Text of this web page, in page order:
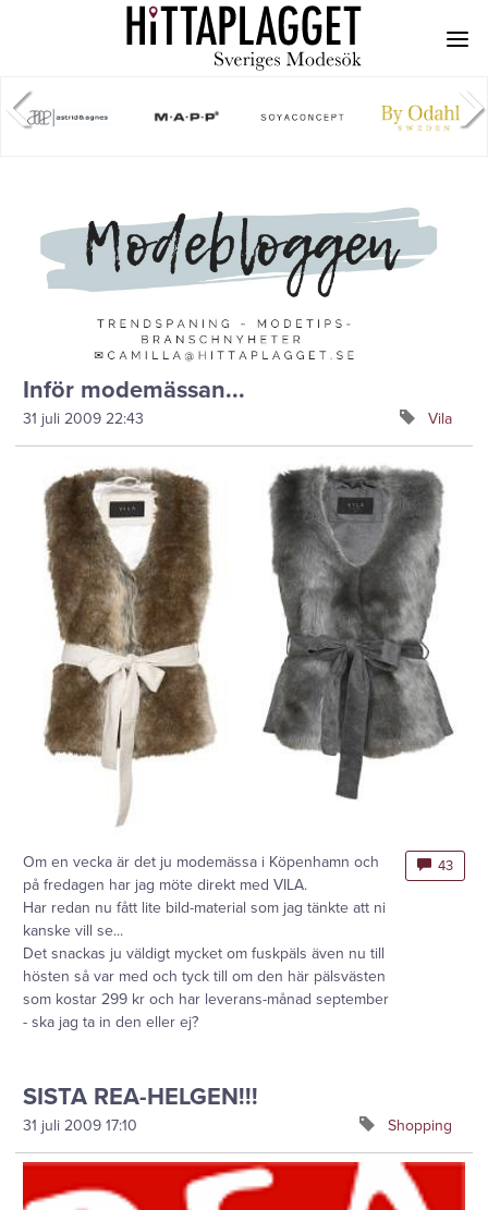
Inför modemässan...
31 juli 2009 22:43 Vila
Om en vecka är det ju modemässa i Köpenhamn och
på fredagen har jag möte direkt med VILA.
Har redan nu fått lite bild-material som jag tänkte att ni
kanske vill se...
Det snackas ju väldigt mycket om fuskpäls även nu till
hösten så var med och tyck till om den här pälsvästen
som kostar 299 kr och har leverans-månad september
- ska jag ta in den eller ej?
43
SISTA REA-HELGEN!!!
31 juli 2009 17:10 Shopping